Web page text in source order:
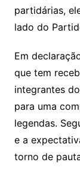
partidárias,
lado do
Em
que tem
integrantes
para uma
legendas.
e a
torno de